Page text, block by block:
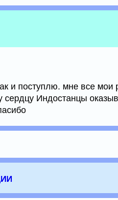
и поступлю. мне все
Индостанцы